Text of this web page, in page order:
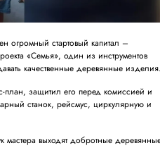
огромный стартовый капитал –
«Семья», один из инструментов
качественные деревянные
план, защитил его перед комиссией и
станок, рейсмус, циркулярную и
мастера выходят добротные